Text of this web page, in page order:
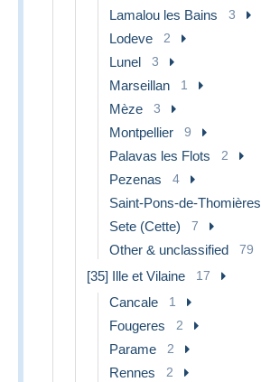
Lamalou les Bains 3
Lodeve 2
Lunel 3
Marseillan 1
Mèze 3
Montpellier 9
Palavas les Flots 2
Pezenas 4
Saint-Pons-de-Thomières
Sete (Cette) 7
Other & unclassified 79
[35] Ille et Vilaine 17
Cancale 1
Fougeres 2
Parame 2
Rennes 2